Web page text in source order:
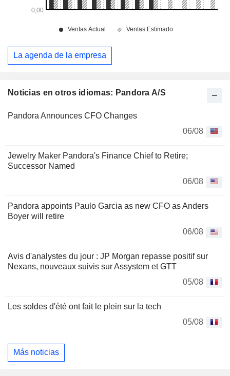
Noticias en otros idiomas: Pandora A/S
Pandora Announces CFO Changes
06/08
Jewelry Maker Pandora's Finance Chief to Retire;
Successor Named
06/08
Pandora appoints Paulo Garcia as new CFO as Anders
Boyer will retire
06/08
Avis d'analystes du jour : JP Morgan repasse positif sur
Nexans, nouveaux suivis sur Assystem et GTT
05/08
Les soldes d'été ont fait le plein sur la tech
05/08
Más noticias
La agenda de la empresa